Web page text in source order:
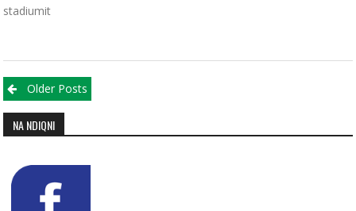
stadiumit
Posts navigation
Older Posts
NA NDIQNI